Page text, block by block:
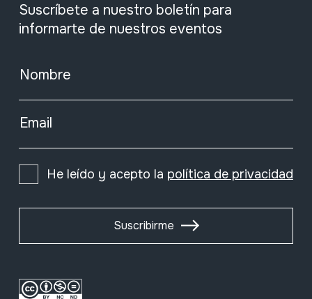
Suscríbete a nuestro boletín para
informarte de nuestros eventos
Nombre
Email
He leído y acepto la política de privacidad
Suscribirme